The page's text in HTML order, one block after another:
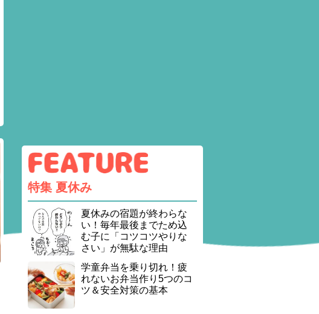
特集 夏休み
夏休みの宿題が終わらな
い！毎年最後までため込
む子に「コツコツやりな
さい」が無駄な理由
学童弁当を乗り切れ！疲
れないお弁当作り5つのコ
ツ＆安全対策の基本